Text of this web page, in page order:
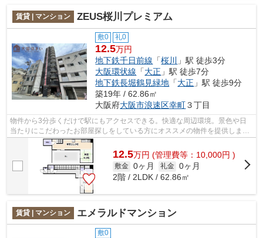
賃貸 | マンション ZEUS桜川プレミアム
敷0 礼0
12.5万円
地下鉄千日前線 「桜川
」駅 徒歩3分
大阪環状線 「大正 」駅 徒歩7分
地下鉄長堀鶴見緑地 「大正 」駅 徒歩9分
築19年 / 62.86㎡
大阪府大阪市浪速区幸町３丁目
物件から3分歩くだけで駅にもアクセスできる。快適な周辺環境。景色や日
当たりにこだわったお部屋探しをしている方にオススメの物件を提供しま
す。大阪市営千日前線桜川周辺の物件探し...
12.5万円 (管理費等：10,000円 )
敷金 0ヶ月 礼金 0ヶ月
2階 / 2LDK / 62.86㎡
賃貸 | マンション エメラルドマンション
敷0